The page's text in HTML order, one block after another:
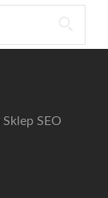
Sklep SEO